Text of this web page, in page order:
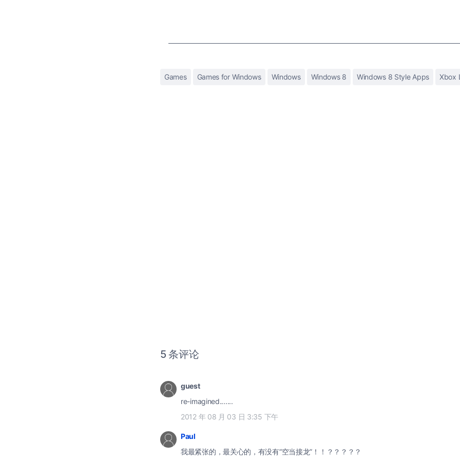
Games Games for Windows Windows Windows 8 Windows 8 Style Apps Xbox
5 条评论
guest
re-imagined.......
2012 年 08 月 03 日 3:35 下午
Paul
我最紧张的，最关心的，有没有“空当接龙”！！？？？？？